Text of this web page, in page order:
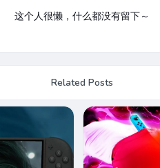
这个人很懒，什么都没有留下～
Related Posts